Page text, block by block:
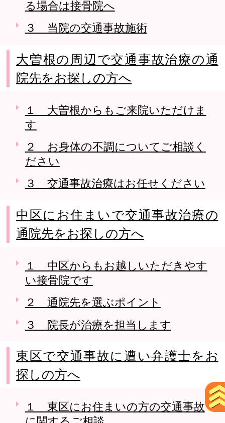
る場合は接骨院へ
３ 当院の交通事故施術
大曽根の周辺で交通事故治療の通
院先をお探しの方へ
１ 大曽根からもご来院いただけま
す
２ お身体の不調についてご相談く
ださい
３ 交通事故治療はお任せください
中区にお住まいで交通事故治療の
通院先をお探しの方へ
１ 中区からもお越しいただきやす
い接骨院です
２ 通院先を選ぶポイント
３ 院長が治療を担当します
東区で交通事故に遭い弁護士をお
探しの方へ
１ 東区にお住まいの方の交通事故